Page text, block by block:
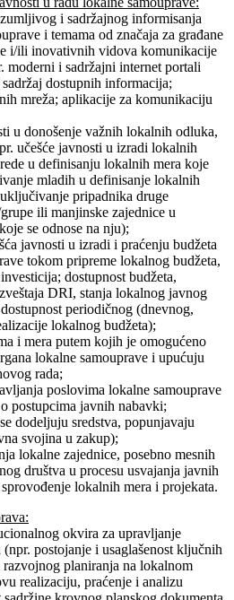
i sadržajnog informisanja
i temama od značaja za građane
i/ili inovativnih vidova komunikacije
moderni i sadržajni internet portali
dostupnih informacija;
mreža; aplikacije za komunikaciju
u donošenje važnih lokalnih odluka,
učešće javnosti u izradi lokalnih
u definisanju lokalnih mera koje
mladih u definisanje lokalnih
pripadnika druge
ili manjinske zajednice u
se odnose na nju);
javnosti u izradi i praćenju budžeta
tokom pripreme lokalnog budžeta,
dostupnost budžeta,
DRI, stanja lokalnog javnog
periodičnog (dnevnog,
lokalnog budžeta);
i mera putem kojih je omogućeno
lokalne samouprave i upućuju
rada;
poslovima lokalne samouprave
postupcima javnih nabavki;
dodeljuju sredstva, popunjavaju
svojina u zakup);
lokalne zajednice, posebno mesnih
društva u procesu usvajanja javnih
lokalnih mera i projekata.
okvira za upravljanje
postojanje i usaglašenost ključnih
planiranja na lokalnom
realizaciju, praćenje i analizu